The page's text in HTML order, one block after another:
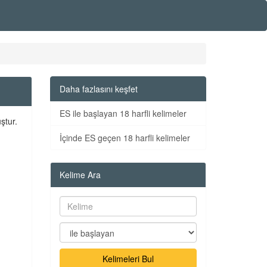
Daha fazlasını keşfet
ES ile başlayan 18 harfli kelimeler
İçinde ES geçen 18 harfli kelimeler
Kelime Ara
Kelimeleri Bul